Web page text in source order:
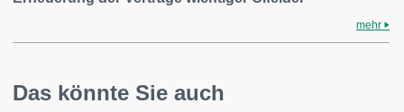
mehr
Das könnte Sie auch